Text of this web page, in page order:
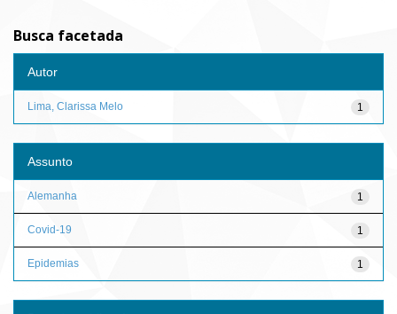
Busca facetada
Autor
1
Lima, Clarissa Melo
Assunto
1
Alemanha
1
Covid-19
1
Epidemias